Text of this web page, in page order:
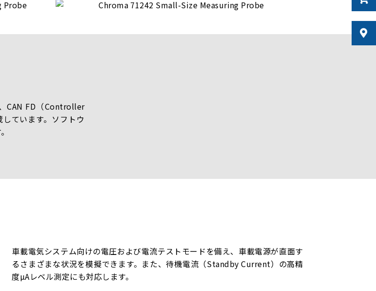
CAN FD（Controller
ています。ソフトウ
車載電気システム向けの電圧および電流テストモードを備え、車載電源が直面す
るさまざまな状況を模擬できます。また、待機電流（Standby Current）の高精
度µAレベル測定にも対応します。